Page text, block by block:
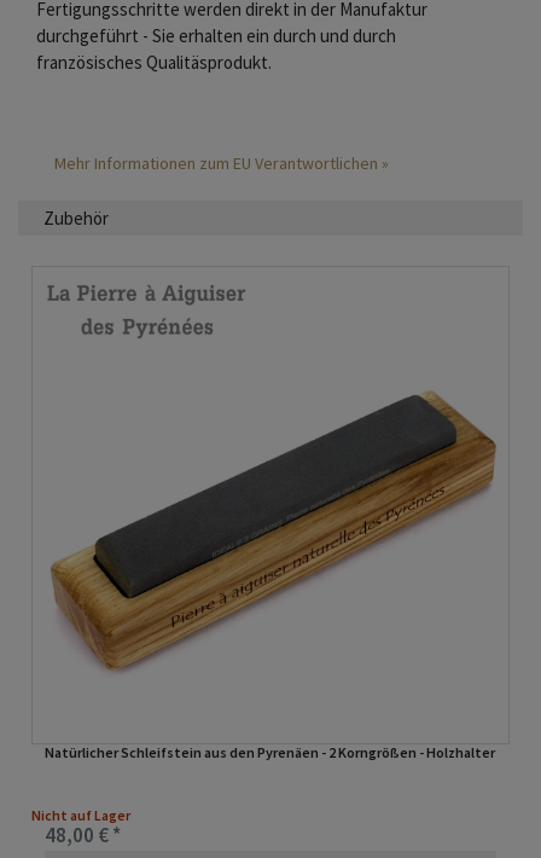
Fertigungsschritte werden direkt in der Manufaktur
durchgeführt - Sie erhalten ein durch und durch
französisches Qualitäsprodukt.
Mehr Informationen zum EU Verantwortlichen »
Zubehör
Natürlicher Schleifstein aus den Pyrenäen - 2 Korngrößen - Holzhalter
Nicht auf Lager
48,00 € *